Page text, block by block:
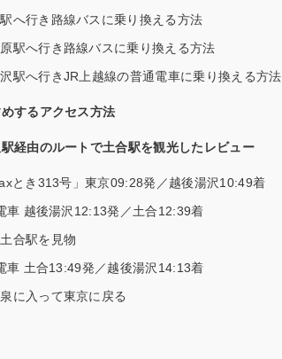
へ行き路線バスに乗り換える方法
駅へ行き路線バスに乗り換える方法
駅へ行きJR上越線の普通電車に乗り換える方法
するアクセス方法
経由のルートで土合駅を観光したレビュー
とき313号」東京09:28発／越後湯沢10:49着
車 越後湯沢12:13発／土合12:39着
合駅を見物
車 土合13:49発／越後湯沢14:13着
に入って東京に戻る